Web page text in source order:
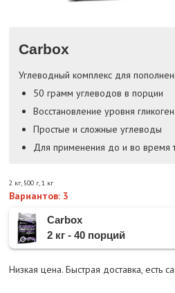
Carbox
Углеводный комплекс для
50 грамм углеводов в порции
Восстановление уровня
Простые и сложные углеводы
Для применения до и во время
2 кг,500 г,1 кг
Вариантов: 3
Carbox
2 кг - 40 порций
Низкая цена. Быстрая доставка, есть